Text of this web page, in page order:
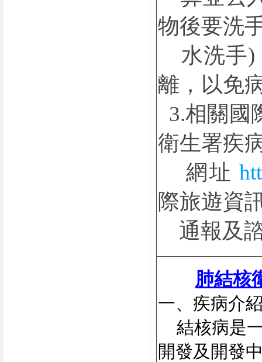
物後要洗
水洗手)
離，以免
3.相關國
衛生署疾
網址
際旅遊資
通報及
肺結核
一、疾病介
結核病是
開發及開發